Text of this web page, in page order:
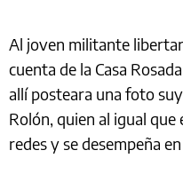
Al joven militante
cuenta de la Casa
allí posteara una foto
Rolón, quien al igual que
redes y se desempeña